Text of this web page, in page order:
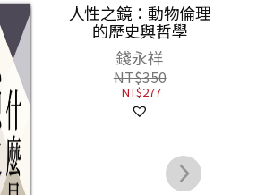
人性之鏡：動物倫理
的歷史與哲學
錢永祥
NT$350
NT$277